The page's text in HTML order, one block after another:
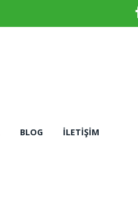
BLOG İLETIŞIM